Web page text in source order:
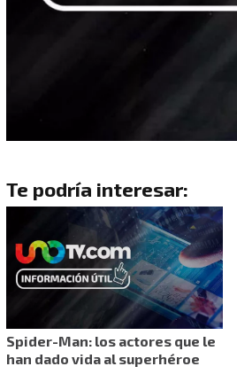
Te podría interesar:
Spider-Man: los actores que le
han dado vida al superhéroe